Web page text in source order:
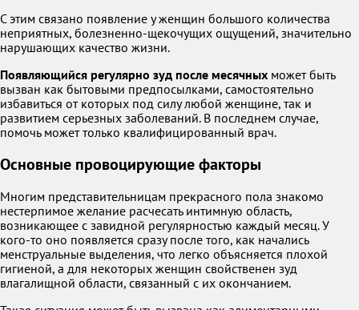
С этим связано появление у женщин большого количества
неприятных, болезненно-щекочущих ощущений, значительно
нарушающих качество жизни.
Появляющийся регулярно зуд после месячных может быть
вызван как бытовыми предпосылками, самостоятельно
избавиться от которых под силу любой женщине, так и
развитием серьезных заболеваний. В последнем случае,
помочь может только квалифицированный врач.
Основные провоцирующие факторы
Многим представительницам прекрасного пола знакомо
нестерпимое желание расчесать интимную область,
возникающее с завидной регулярностью каждый месяц. У
кого-то оно появляется сразу после того, как начались
менструальные выделения, что легко объясняется плохой
гигиеной, а для некоторых женщин свойственен зуд
влагалищной области, связанный с их окончанием.